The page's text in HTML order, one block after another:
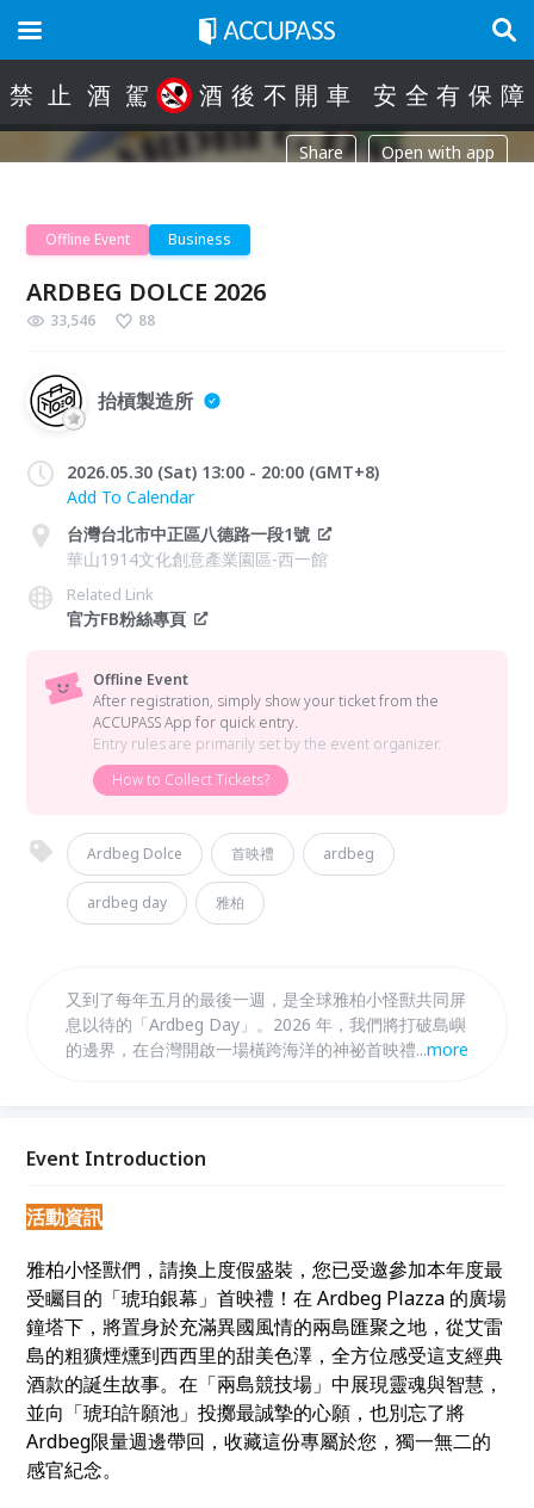
禁 止 酒 駕 酒 後 不 開 車 安 全 有 保 障
Share Open with app
Offline Event Business
ARDBEG DOLCE 2026
33,546 88
抬槓製造所
2026.05.30 (Sat) 13:00 - 20:00 (GMT+8)
Add To Calendar
台灣台北市中正區八德路一段1號
華山1914文化創意產業園區-西一館
Related Link
官方FB粉絲專頁
Offline Event
After registration, simply show your ticket from the
ACCUPASS App for quick entry.
Entry rules are primarily set by the event organizer.
How to Collect Tickets?
Ardbeg Dolce 首映禮 ardbeg
ardbeg day 雅柏
又到了每年五月的最後一週，是全球雅柏小怪獸共同屏
息以待的「Ardbeg Day」。2026 年，我們將打破島嶼
的邊界，在台灣開啟一場橫跨海洋的神祕首映禮。這是
這場感官饗宴。透過視覺與味覺的雙重顯影，解開
織煙燻與甜美的旅程！
...more
Event Introduction
活動資訊
雅柏小怪獸們，請換上度假盛裝，您已受邀參加本年度最
受矚目的「琥珀銀幕」首映禮！在 Ardbeg Plazza 的廣場
鐘塔下，將置身於充滿異國風情的兩島匯聚之地，從艾雷
島的粗獷煙燻到西西里的甜美色澤，全方位感受這支經典
酒款的誕生故事。在「兩島競技場」中展現靈魂與智慧，
並向「琥珀許願池」投擲最誠摯的心願，也別忘了將
Ardbeg限量週邊帶回，收藏這份專屬於您，獨一無二的
感官紀念。